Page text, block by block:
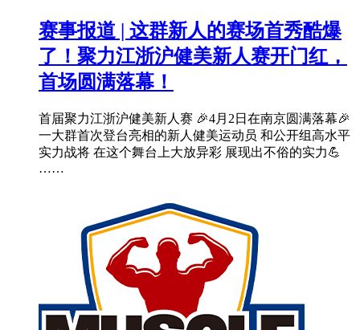
赛事报道 | 这群新人的赛场首秀酷爆
了！聚力江浙沪健美新人赛开门红，
首场圆满落幕！
首届聚力江浙沪健美新人赛 🎉4月2日在南京圆满落幕🎉
一大群首次登台亮相的新人健美运动员 和公开组高水平
实力战将 在这个舞台上大放异彩 展现出不俗的实力💪
……